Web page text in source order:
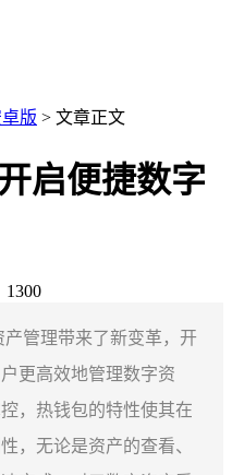
版 > 文章正文
启便捷数字
1300
管理带来了新变革，开
更高效地管理数字资
，热钱包的特性使其在
，无论是资产的查看、